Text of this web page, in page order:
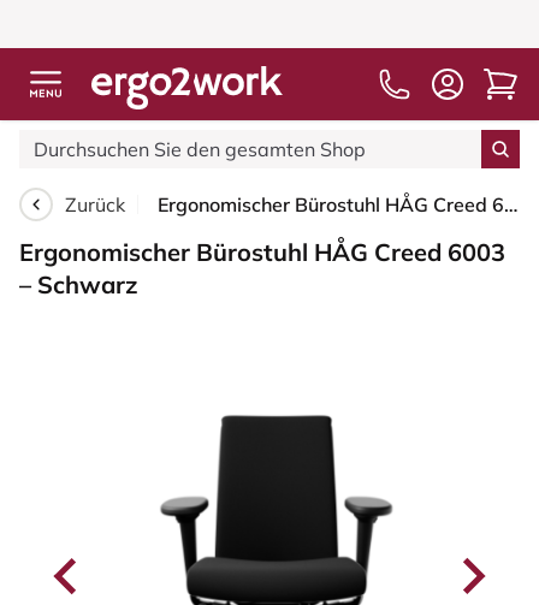
Zurück Ergonomischer Bürostuhl HÅG Creed 6003 – Schwarz
Ergonomischer Bürostuhl HÅG Creed 6003
– Schwarz